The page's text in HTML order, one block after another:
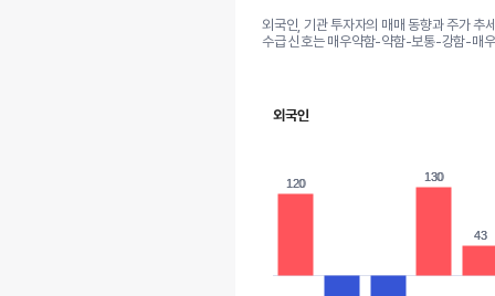
외국인, 기관 투자자의 매매 동향과 주가 추
수급 신호는 매우약함-약함-보통-강함-매
외국인
120
120 130
130
43
43